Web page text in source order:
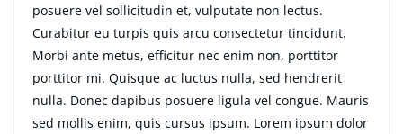
posuere vel sollicitudin et, vulputate non lectus.
Curabitur eu turpis quis arcu consectetur tincidunt.
Morbi ante metus, efficitur nec enim non, porttitor
porttitor mi. Quisque ac luctus nulla, sed hendrerit
nulla. Donec dapibus posuere ligula vel congue. Mauris
sed mollis enim, quis cursus ipsum. Lorem ipsum dolor